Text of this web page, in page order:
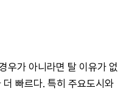
우가 아니라면 탈 이유가 없
빠르다. 특히 주요도시와